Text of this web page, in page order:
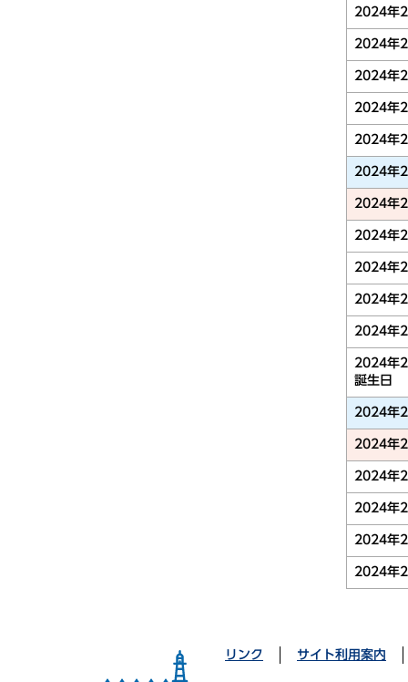
2024年
2024年
2024年
2024年
2024年
2024年
2024年
2024年
2024年
2024年
2024年
2024年
誕生日
2024年
2024年
2024年
2024年
2024年
2024年
リンク サイト利用案内